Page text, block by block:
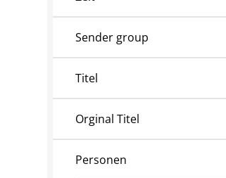
Sender group
Titel
Orginal Titel
Personen